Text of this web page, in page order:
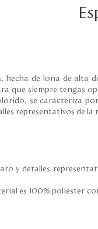
hecha de lona de alta
que siempre tengas
se caracteriza
representativos de la
y detalles